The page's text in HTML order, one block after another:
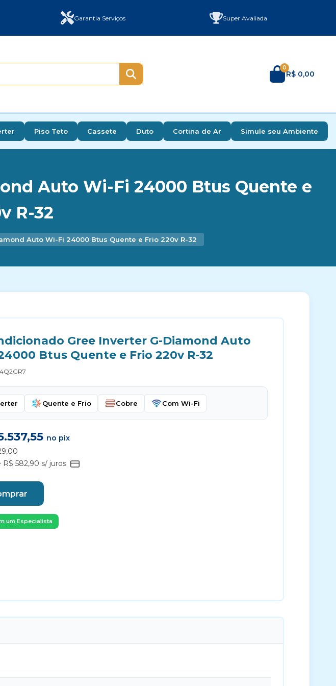
Garantia Serviços Super Avaliada
0
R$ 0,00
Piso Teto Cassete Duto Cortina de Ar Simule seu Ambiente
Auto Wi-Fi 24000 Btus Quente e
R-32
Auto Wi-Fi 24000 Btus Quente e Frio 220v R-32
Gree Inverter G-Diamond Auto
Btus Quente e Frio 220v R-32
Quente e Frio Cobre Com Wi-Fi
no pix
R$ 582,90 s/ juros
um Especialista